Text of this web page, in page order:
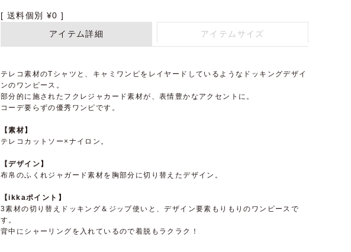
送料個別 ¥0
アイテム詳細
アイテムサイズ
テレコ素材のTシャツと、キャミワンピをレイヤードしているようなドッキングデザイ
ンのワンピース。
部分的に施されたフクレジャカード素材が、表情豊かなアクセントに。
コーデ要らずの優秀ワンピです。
【素材】
テレコカットソー×ナイロン。
【デザイン】
布帛のふくれジャガード素材を胸部分に切り替えたデザイン。
【ikkaポイント】
3素材の切り替えドッキング＆ジップ使いと、デザイン要素もりもりのワンピースで
す。
背中にシャーリングを入れているので着脱もラクラク！